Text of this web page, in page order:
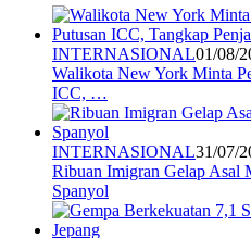
INTERNASIONAL01/08/
Walikota New York Minta
ICC, …
INTERNASIONAL31/07/
Ribuan Imigran Gelap Asal
Spanyol